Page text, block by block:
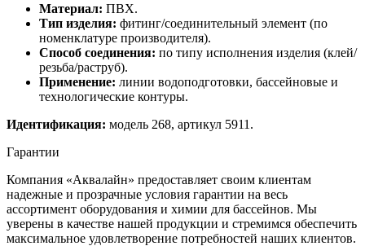
Материал: ПВХ.
Тип изделия: фитинг/соединительный элемент (по
номенклатуре производителя).
Способ соединения: по типу исполнения изделия (клей/
резьба/раструб).
Применение: линии водоподготовки, бассейновые и
технологические контуры.
Идентификация: модель 268, артикул 5911.
Гарантии
Компания «Аквалайн» предоставляет своим клиентам
надежные и прозрачные условия гарантии на весь
ассортимент оборудования и химии для бассейнов. Мы
уверены в качестве нашей продукции и стремимся обеспечить
максимальное удовлетворение потребностей наших клиентов.